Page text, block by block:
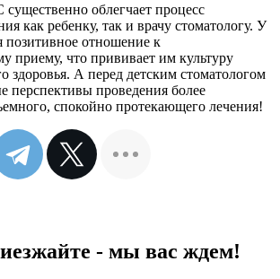
облегчает процесс
как ребенку, так и врачу стоматологу. У
позитивное отношение к
приему, что прививает им культуру
здоровья. А перед детским стоматологом
перспективы проведения более
спокойно протекающего лечения!
- мы вас ждем!